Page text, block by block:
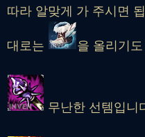
따라 알맞게 가 주시면
대로는 을 올리기
무난한 선템입니